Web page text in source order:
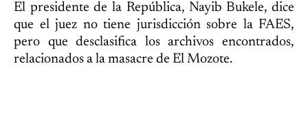
El presidente de la República, Nayib Bukele, dice
que el juez no tiene jurisdicción sobre la FAES,
pero que desclasifica los archivos encontrados,
relacionados a la masacre de El Mozote.